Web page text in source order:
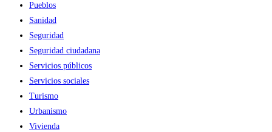
Pueblos
Sanidad
Seguridad
Seguridad ciudadana
Servicios públicos
Servicios sociales
Turismo
Urbanismo
Vivienda